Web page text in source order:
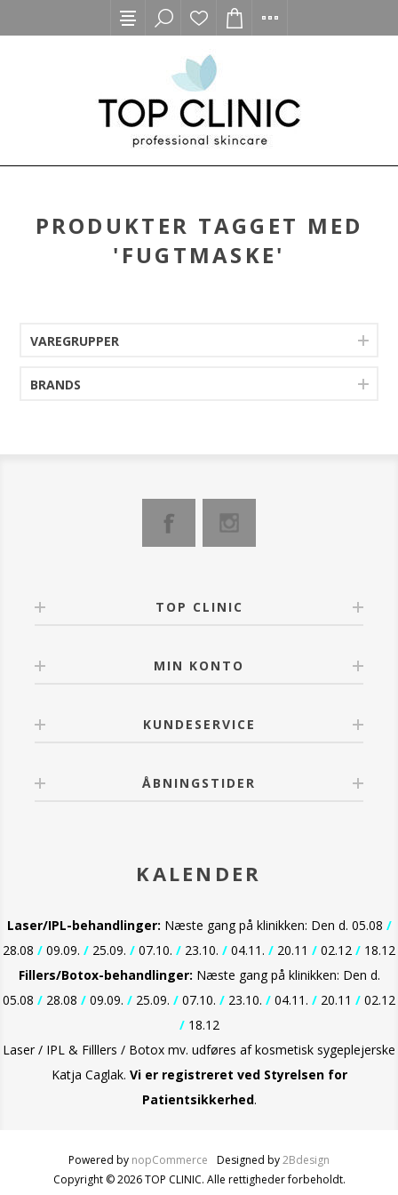
PRODUKTER TAGGET MED
'FUGTMASKE'
VAREGRUPPER
BRANDS
TOP CLINIC
MIN KONTO
KUNDESERVICE
ÅBNINGSTIDER
KALENDER
Laser/IPL-behandlinger: Næste gang på klinikken: Den d. 05.08 /
28.08 / 09.09. / 25.09. / 07.10. / 23.10. / 04.11. / 20.11 / 02.12 / 18.12
Fillers/Botox-behandlinger: Næste gang på klinikken: Den d.
05.08 / 28.08 / 09.09. / 25.09. / 07.10. / 23.10. / 04.11. / 20.11 / 02.12
/18.12
Laser / IPL & Filllers / Botox mv. udføres af kosmetisk sygeplejerske
Katja Caglak. Vi er registreret ved Styrelsen for
Patientsikkerhed.
Powered by nopCommerce Designed by2Bdesign
Copyright © 2026 TOP CLINIC. Alle rettigheder forbeholdt.